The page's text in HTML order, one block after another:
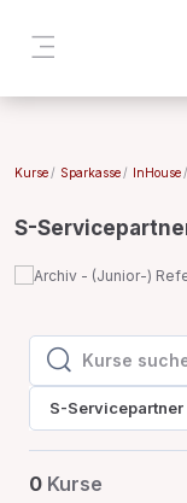
Die neuen My
Download im
Store! Neueste
Kurse Sparkasse InHouse
S-
Kurse suchen
Kurse suchen
S-Servicepartner
0 Kurse